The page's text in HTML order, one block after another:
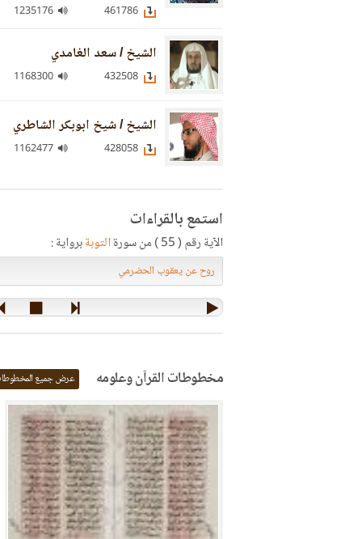
الشيخ / سعد الغامدي
الشيخ / شيخ ابوبكر الشاطري
استمع بالقراءات
الآية رقم ( 55 ) من سورة التوبةبرواية :
مخطوطات القرآن وعلومه عرض جميع